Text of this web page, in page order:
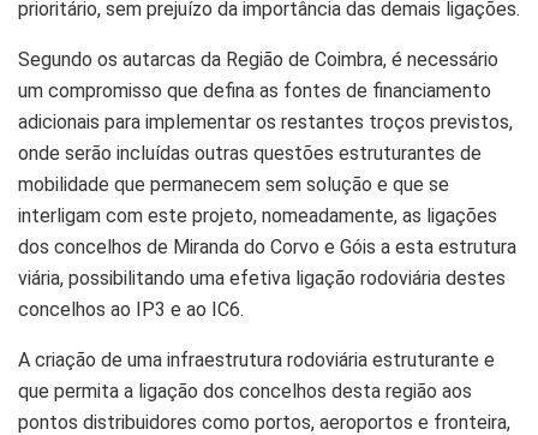
prioritário, sem prejuízo da importância das demais ligações.
Segundo os autarcas da Região de Coimbra, é necessário
um compromisso que defina as fontes de financiamento
adicionais para implementar os restantes troços previstos,
onde serão incluídas outras questões estruturantes de
mobilidade que permanecem sem solução e que se
interligam com este projeto, nomeadamente, as ligações
dos concelhos de Miranda do Corvo e Góis a esta estrutura
viária, possibilitando uma efetiva ligação rodoviária destes
concelhos ao IP3 e ao IC6.
A criação de uma infraestrutura rodoviária estruturante e
que permita a ligação dos concelhos desta região aos
pontos distribuidores como portos, aeroportos e fronteira,